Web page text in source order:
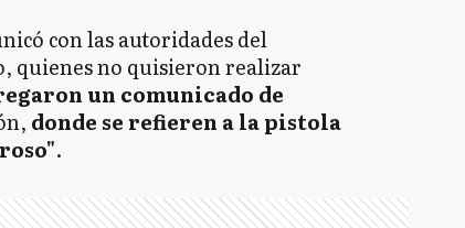
con las autoridades del
quienes no quisieron realizar
un comunicado de
donde se refieren a la pistola
.